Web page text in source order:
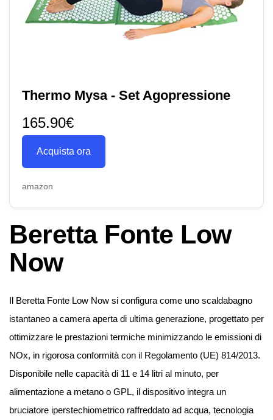
Thermo Mysa - Set Agopressione
165.90€
Acquista ora
amazon
Beretta Fonte Low
Now
Il Beretta Fonte Low Now si configura come uno scaldabagno
istantaneo a camera aperta di ultima generazione, progettato per
ottimizzare le prestazioni termiche minimizzando le emissioni di
NOx, in rigorosa conformità con il Regolamento (UE) 814/2013.
Disponibile nelle capacità di 11 e 14 litri al minuto, per
alimentazione a metano o GPL, il dispositivo integra un
bruciatore iperstechiometrico raffreddato ad acqua, tecnologia